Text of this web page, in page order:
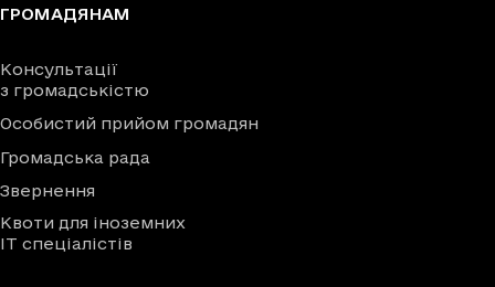
ГРОМАДЯНАМ
Консультації
з громадськістю
Особистий прийом громадян
Громадська рада
Звернення
Квоти для іноземних
IT спеціалістів